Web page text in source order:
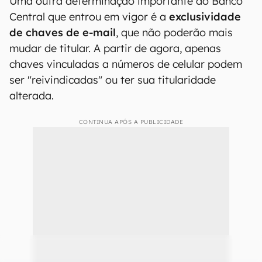
Central que entrou em vigor é a exclusividade
de chaves de e-mail, que não poderão mais
mudar de titular. A partir de agora, apenas
chaves vinculadas a números de celular podem
ser "reivindicadas" ou ter sua titularidade
alterada.
CONTINUA APÓS A PUBLICIDADE